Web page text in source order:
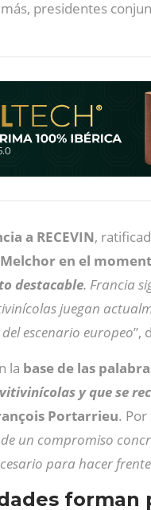
presidentes
a RECEVIN,
en el
destacable. Francia
juegan
escenario europeo”,
la base de las
y que se
Portarrieu.
un compromiso
para hacer
forman